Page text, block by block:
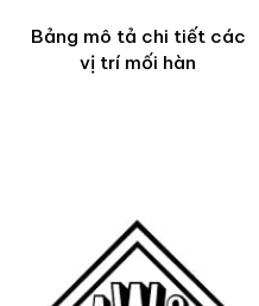
Bảng mô tả chi tiết các
vị trí mối hàn